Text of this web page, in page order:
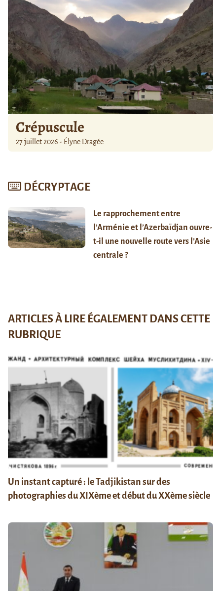
Crépuscule
27 juillet 2026 - Élyne Dragée
DÉCRYPTAGE
Le rapprochement entre
l’Arménie et l’Azerbaïdjan ouvre-
t-il une nouvelle route vers l’Asie
centrale ?
ARTICLES À LIRE ÉGALEMENT DANS CETTE
RUBRIQUE
Un instant capturé : le Tadjikistan sur des
photographies du XIXème et début du XXème siècle